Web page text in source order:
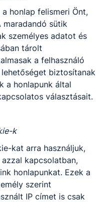
honlap felismeri Önt,
sütik
személyes adatot és
tárolt
a felhasználó
biztosítanak
a honlapunk által
választásait.
k
kat arra használjuk,
kapcsolatban,
honlapunkat. Ezek a
szerint
IP címet is csak